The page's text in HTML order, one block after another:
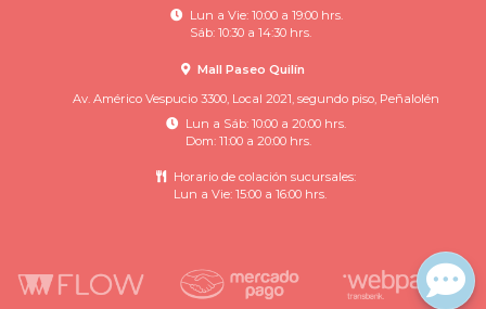
Lun a Vie: 10:00 a 19:00 hrs.
Sáb: 10:30 a 14:30 hrs.
Mall Paseo Quilín
Av. Américo Vespucio 3300, Local 2021, segundo piso, Peñalolén
Lun a Sáb: 10:00 a 20:00 hrs.
Dom: 11:00 a 20:00 hrs.
Horario de colación sucursales:
Lun a Vie: 15:00 a 16:00 hrs.